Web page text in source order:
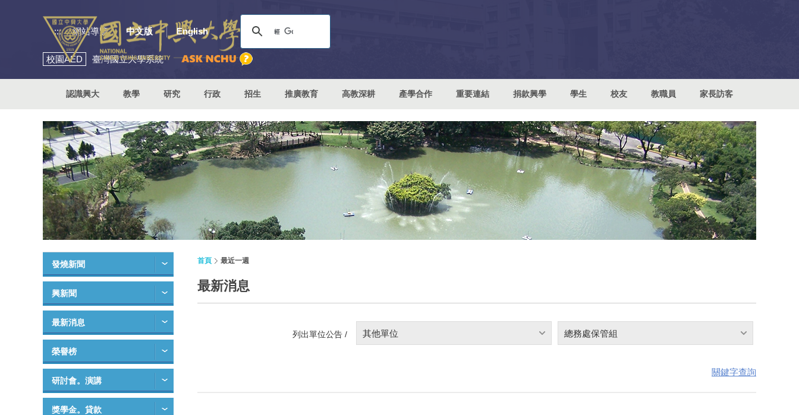
::: 網站導覽 中文版 English
校園AED 臺灣國立大學系統
認識興大 教學 研究 行政 招生 推廣教育 高教深耕 產學合作 重要連結 捐款興學 學生 校友 教職員 家長訪客
發燒新聞
興新聞
最新消息
榮譽榜
研討會。演講
獎學金。貸款
首頁 最近一週
最新消息
列出單位公告 / 其他單位 總務處保管組
關鍵字查詢